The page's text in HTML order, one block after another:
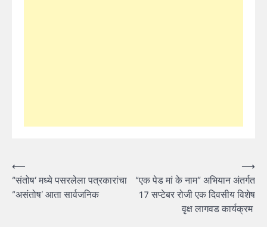
Post
navigation
⟵
“संतोष’ मध्ये पसरलेला पत्रकारांचा
“असंतोष’ आता सार्वजनिक
“एक पेड मां के नाम” अभियान अंतर्गत
17 सप्टेबर रोजी एक दिवसीय विशेष
वृक्ष लागवड कार्यक्रम
⟶